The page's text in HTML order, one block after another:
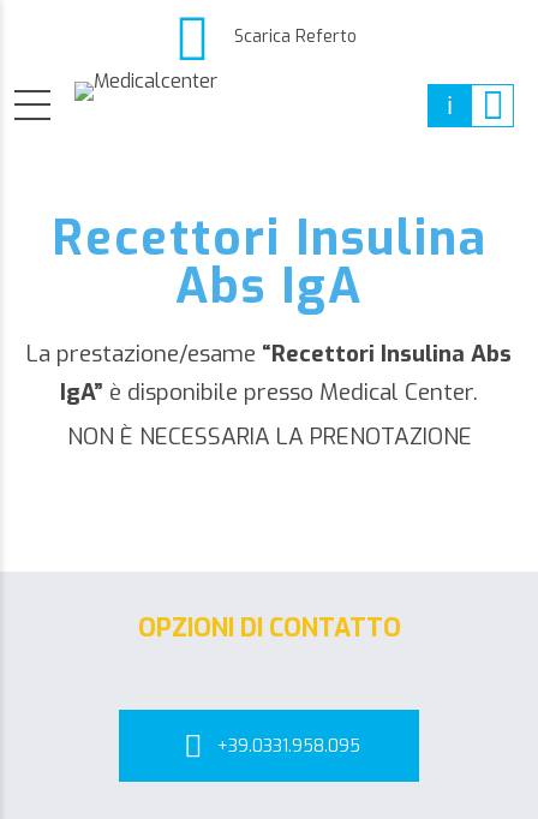
Scarica Referto
Recettori Insulina
Abs IgA
La prestazione/esame “Recettori Insulina Abs
IgA” è disponibile presso Medical Center.
NON È NECESSARIA LA PRENOTAZIONE
OPZIONI DI CONTATTO
+39.0331.958.095